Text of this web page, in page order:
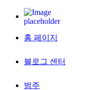
홈 페이지
블로그 센터
범주